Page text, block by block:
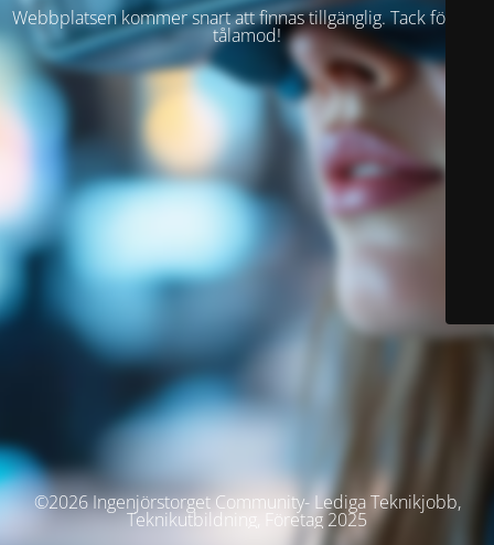
Webbplatsen kommer snart att finnas tillgänglig. Tack för ditt
tålamod!
©2026 Ingenjörstorget Community- Lediga Teknikjobb,
Teknikutbildning, Företag 2025